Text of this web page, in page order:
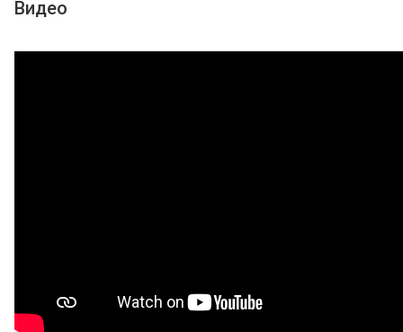
Видео